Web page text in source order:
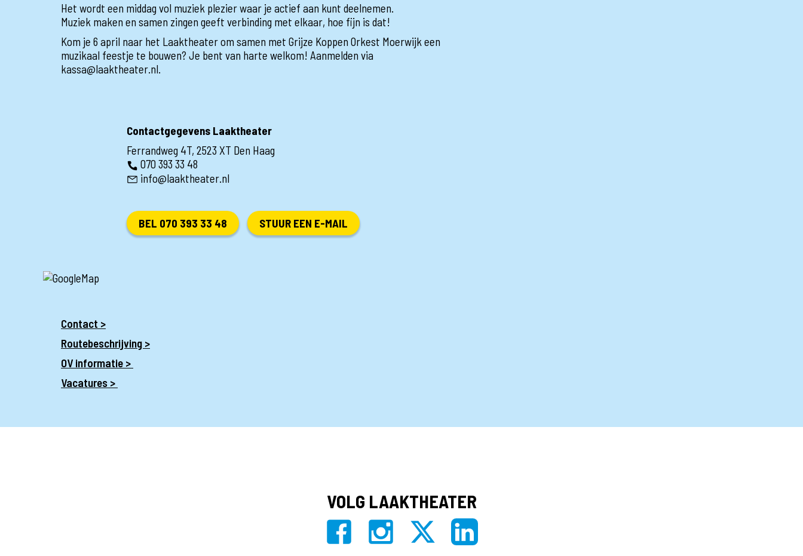
Het wordt een middag vol muziek plezier waar je actief aan kunt deelnemen.
Muziek maken en samen zingen geeft verbinding met elkaar, hoe fijn is dat!
Kom je 6 april naar het Laaktheater om samen met Grijze Koppen Orkest Moerwijk een
muzikaal feestje te bouwen? Je bent van harte welkom! Aanmelden via
kassa@laaktheater.nl.
Contactgegevens Laaktheater
Ferrandweg 4T, 2523 XT Den Haag
070 393 33 48
info@laaktheater.nl
BEL 070 393 33 48 STUUR EEN E-MAIL
Contact >
Routebeschrijving >
OV informatie >
Vacatures >
VOLG LAAKTHEATER